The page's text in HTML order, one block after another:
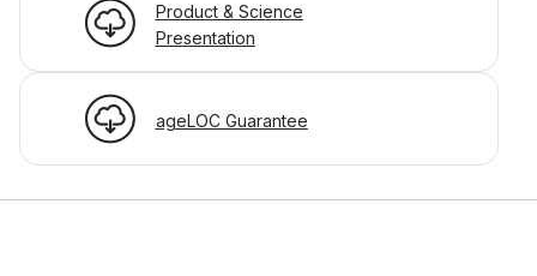
Product & Science
Presentation
ageLOC Guarantee